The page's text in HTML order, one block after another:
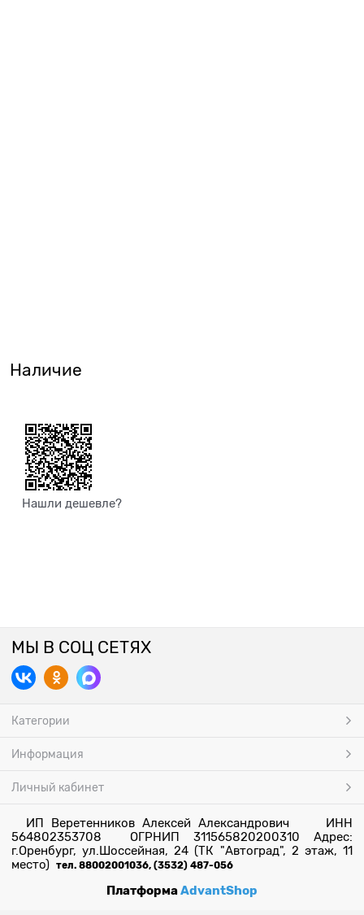
Наличие
Нашли дешевле?
МЫ В СОЦ СЕТЯХ
Категории
Информация
Личный кабинет
ИП Веретенников Алексей Александрович ИНН
564802353708 ОГРНИП 311565820200310 Адрес:
г.Оренбург, ул.Шоссейная, 24 (ТК "Автоград", 2 этаж, 11
место) тел. 88002001036, (3532) 487-056
ПлатформаAdvantShop